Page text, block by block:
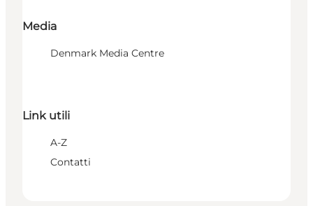
Media
Denmark Media Centre
Link utili
A-Z
Contatti